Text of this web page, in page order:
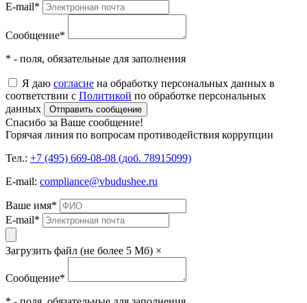
E-mail*
Сообщение*
* - поля, обязательные для заполнения
Я даю согласие на обработку персональных данных в
соответствии с Политикой по обработке персональных
данных
Отправить сообщение
Спасибо за Ваше сообщение!
Горячая линия по вопросам противодействия коррупции
Тел.: +7 (495) 669-08-08 (доб. 78915099)
E-mail: compliance@vbudushee.ru
Ваше имя*
E-mail*
Загрузить файл (не более 5 Мб) ×
Сообщение*